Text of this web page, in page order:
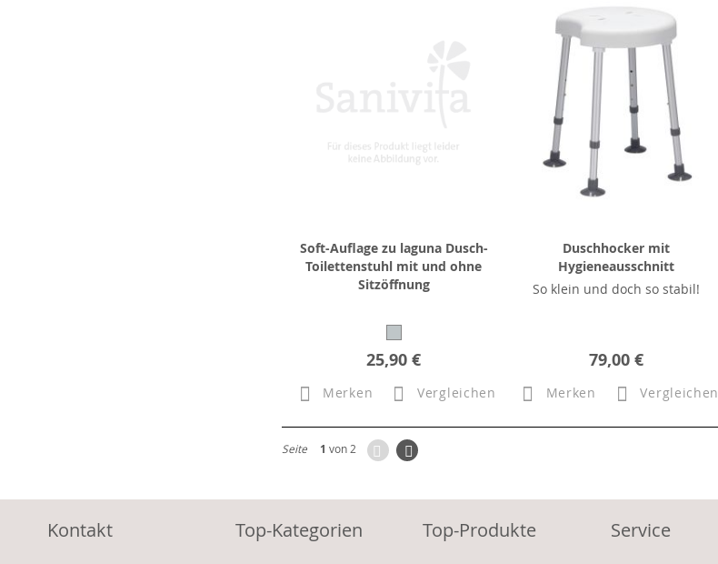
Soft-Auflage zu laguna Dusch-
Toilettenstuhl mit und ohne
Sitzöffnung
25,90 €
Merken Vergleichen
Duschhocker mit
Hygieneausschnitt
So klein und doch so stabil!
79,00 €
Merken Vergleichen
Seite 1 von 2 ZurückSeite
Weiter
Kontakt Top-Kategorien Top-Produkte Service